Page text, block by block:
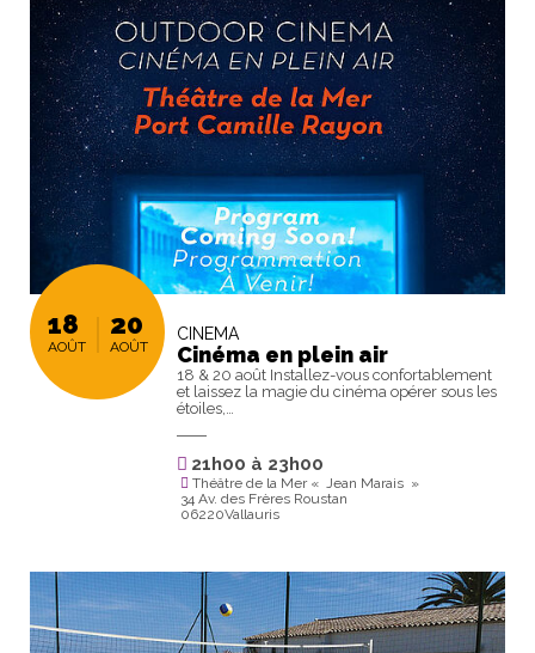
18
AOÛT
20
AOÛT
CINEMA
Cinéma en plein air
18 & 20 août Installez-vous confortablement
et laissez la magie du cinéma opérer sous les
étoiles,…
21h00 à 23h00
Théâtre de la Mer « Jean Marais »
34 Av. des Frères Roustan
06220Vallauris